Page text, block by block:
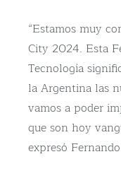
“Estamos muy
City 2024. Esta
Tecnología
la Argentina las
vamos a poder
que son hoy
expresó